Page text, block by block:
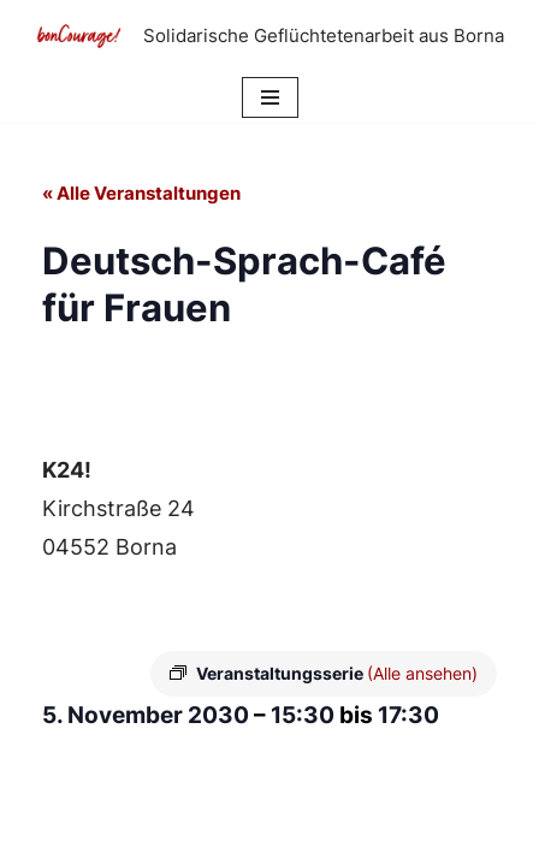
Solidarische Geflüchtetenarbeit aus Borna
« Alle Veranstaltungen
Deutsch-Sprach-Café
für Frauen
K24!
Kirchstraße 24
04552 Borna
Veranstaltungsserie (Alle ansehen)
5. November 2030 – 15:30 bis 17:30